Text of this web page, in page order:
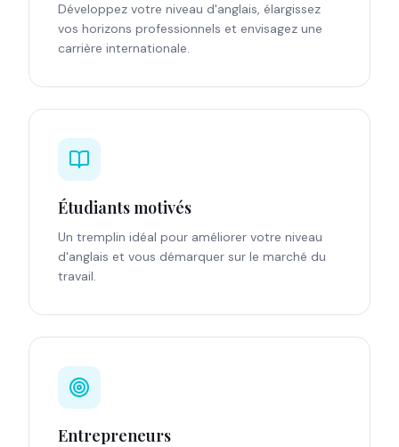
Développez votre niveau d'anglais, élargissez
vos horizons professionnels et envisagez une
carrière internationale.
Étudiants motivés
Un tremplin idéal pour améliorer votre niveau
d'anglais et vous démarquer sur le marché du
travail.
Entrepreneurs